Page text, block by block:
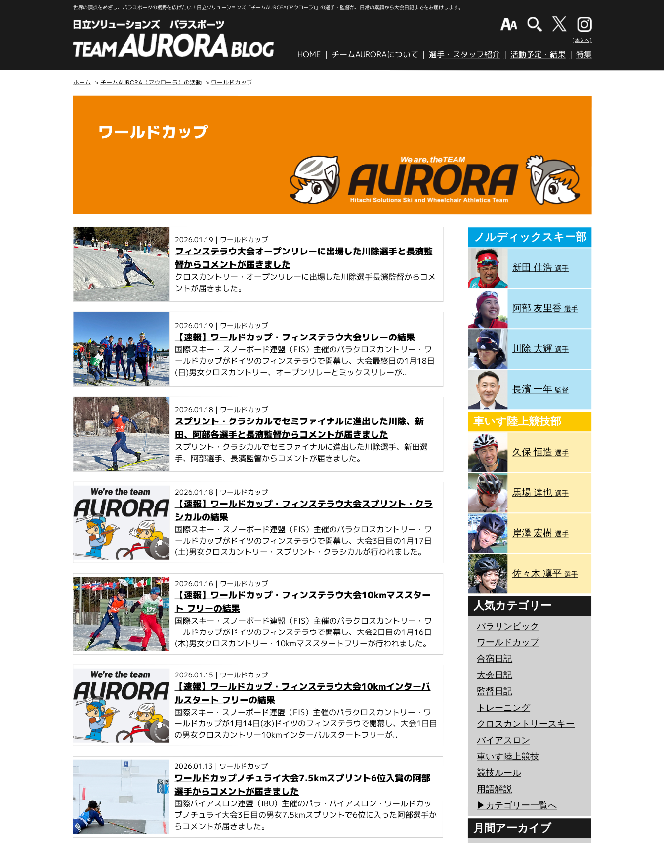
世界の頂点をめざし、パラスポーツの裾野を広げたい！日立ソリューションズ「チームAUROEA(アウローラ)」の選手・監督が、日常の素顔から大会日記までをお届けします。
[本文へ]
HOME チームAURORAについて 選手・スタッフ紹介 活動予定・結果 特集
ホーム > チームAURORA（アウローラ）の活動 > ワールドカップ
ワールドカップ
2026.01.19 | ワールドカップ
フィンステラウ大会オープンリレーに出場した川除選手と長濱監
督からコメントが届きました
クロスカントリー・オープンリレーに出場した川除選手長濱監督からコメ
ントが届きました。
2026.01.19 | ワールドカップ
【速報】ワールドカップ・フィンステラウ大会リレーの結果
国際スキー・スノーボード連盟（FIS）主催のパラクロスカントリー・ワ
ールドカップがドイツのフィンステラウで開幕し、大会最終日の1月18日
(日)男女クロスカントリー、オープンリレーとミックスリレーが..
2026.01.18 | ワールドカップ
スプリント・クラシカルでセミファイナルに進出した川除、新
田、阿部各選手と長濱監督からコメントが届きました
スプリント・クラシカルでセミファイナルに進出した川除選手、新田選
手、阿部選手、長濱監督からコメントが届きました。
2026.01.18 | ワールドカップ
【速報】ワールドカップ・フィンステラウ大会スプリント・クラ
シカルの結果
国際スキー・スノーボード連盟（FIS）主催のパラクロスカントリー・ワ
ールドカップがドイツのフィンステラウで開幕し、大会3日目の1月17日
(土)男女クロスカントリー・スプリント・クラシカルが行われました。
2026.01.16 | ワールドカップ
【速報】ワールドカップ・フィンステラウ大会10kmマススター
ト フリーの結果
国際スキー・スノーボード連盟（FIS）主催のパラクロスカントリー・ワ
ールドカップがドイツのフィンステラウで開幕し、大会2日目の1月16日
(木)男女クロスカントリー・10kmマススタートフリーが行われました。
2026.01.15 | ワールドカップ
【速報】ワールドカップ・フィンステラウ大会10kmインターバ
ルスタート フリーの結果
国際スキー・スノーボード連盟（FIS）主催のパラクロスカントリー・ワ
ールドカップが1月14日(水)ドイツのフィンステラウで開幕し、大会1日目
の男女クロスカントリー10kmインターバルスタートフリーが..
2026.01.13 | ワールドカップ
ワールドカップノチュライ大会7.5kmスプリント6位入賞の阿部
選手からコメントが届きました
国際バイアスロン連盟（IBU）主催のパラ・バイアスロン・ワールドカッ
プノチュライ大会3日目の男女7.5kmスプリントで6位に入った阿部選手か
らコメントが届きました。
ノルディックスキー部
新田 佳浩選手
阿部 友里香選手
川除 大輝 選手
長濱 一年 監督
車いす陸上競技部
久保 恒造 選手
馬場 達也 選手
岸澤 宏樹 選手
佐々木 凜平 選手
人気カテゴリー
パラリンピック
ワールドカップ
合宿日記
大会日記
監督日記
トレーニング
クロスカントリースキー
バイアスロン
車いす陸上競技
競技ルール
用語解説
▶︎カテゴリー一覧へ
月間アーカイブ